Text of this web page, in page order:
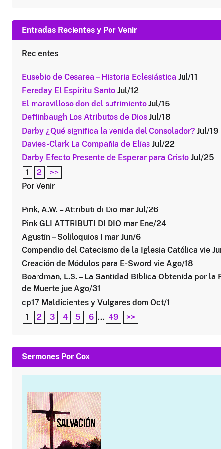
Entradas Recientes y Por Venir
Recientes
Eusebio de Cesarea – Historia Eclesiástica Jul/11
Fereday El Espíritu Santo Jul/12
El maravilloso don del sufrimiento Jul/15
Deffinbaugh Los Atributos de Dios Jul/18
Darby ¿Qué significa la venida del Consolador? Jul/19
Davies-Clark La Compañía de Elías Jul/22
Darby Efecto Presente de Esperar para Cristo Jul/25
1
2
>>
Por Venir
Pink, A.W. – Attributi di Dio mar Jul/26
Pink GLI ATTRIBUTI DI DIO mar Ene/24
Agustín – Soliloquios I mar Jun/6
Compendio del Catecismo de la Iglesia Católica vie
Creación de Módulos para E-Sword vie Ago/18
Boardman, L.S. – La Santidad Bíblica Obtenida por la
de Muerte jue Ago/31
cp17 Maldicientes y Vulgares dom Oct/1
1
2 3 4 5 6 ... 49 >>
Sermones Por Cox